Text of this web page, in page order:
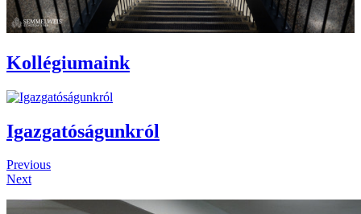
Kollégiumaink
Igazgatóságunkról
Previous
Next